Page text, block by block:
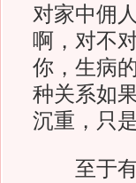
对家中佣
啊，对不
你，生病
种关系如
沉重，只
至于有